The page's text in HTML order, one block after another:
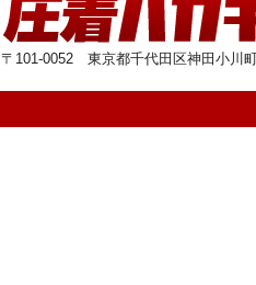
〒101-0052 東京都千代田区神田小川